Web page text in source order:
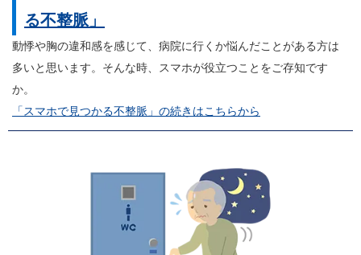
る不整脈」
動悸や胸の違和感を感じて、病院に行くか悩んだことがある方は
多いと思います。そんな時、スマホが役立つことをご存知です
か。
「スマホで見つかる不整脈」の続きはこちらから